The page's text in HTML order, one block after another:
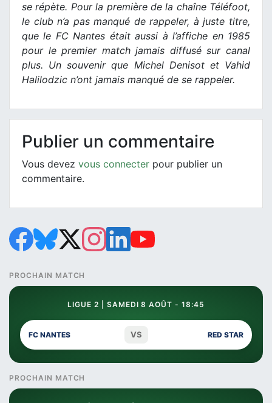
se répète. Pour la première de la chaîne Téléfoot,
le club n’a pas manqué de rappeler, à juste titre,
que le FC Nantes était aussi à l’affiche en 1985
pour le premier match jamais diffusé sur canal
plus. Un souvenir que Michel Denisot et Vahid
Halilodzic n’ont jamais manqué de se rappeler.
Publier un commentaire
Vous devez vous connecter pour publier un
commentaire.
PROCHAIN MATCH
LIGUE 2 | SAMEDI 8 AOÛT - 18:45
FC NANTES VS RED STAR
PROCHAIN MATCH